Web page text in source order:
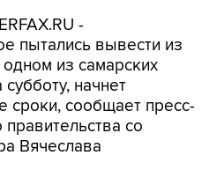
-
пытались вывести из
из самарских
начнет
сроки, сообщает пресс-
со
Вячеслава